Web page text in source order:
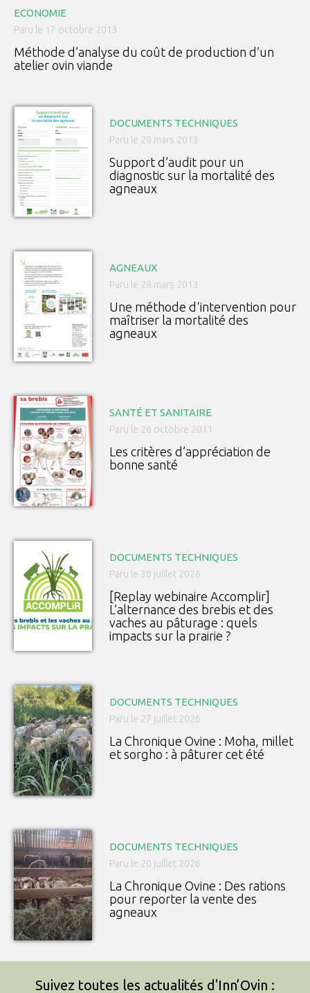
ECONOMIE
Paru le 17 octobre 2013
Méthode d’analyse du coût de production d’un
atelier ovin viande
DOCUMENTS TECHNIQUES
Paru le 28 mars 2013
Support d’audit pour un
diagnostic sur la mortalité des
agneaux
AGNEAUX
Paru le 28 mars 2013
Une méthode d‘intervention pour
maîtriser la mortalité des
agneaux
SANTÉ ET SANITAIRE
Paru le 26 octobre 2011
Les critères d’appréciation de
bonne santé
DOCUMENTS TECHNIQUES
Paru le 30 juillet 2026
[Replay webinaire Accomplir]
L’alternance des brebis et des
vaches au pâturage : quels
impacts sur la prairie ?
DOCUMENTS TECHNIQUES
Paru le 27 juillet 2026
La Chronique Ovine : Moha, millet
et sorgho : à pâturer cet été
DOCUMENTS TECHNIQUES
Paru le 20 juillet 2026
La Chronique Ovine : Des rations
pour reporter la vente des
agneaux
Suivez toutes les actualités d'Inn’Ovin :